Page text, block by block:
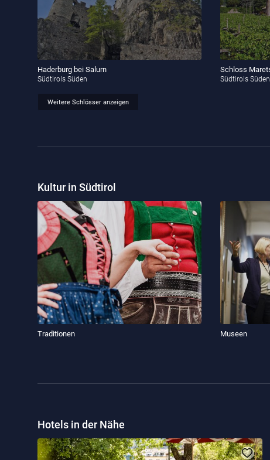
Haderburg bei Salurn
Südtirols Süden
Schloss
Südtirols Süden
Weitere Schlösser anzeigen
Kultur in Südtirol
Traditionen Museen
Hotels in der Nähe